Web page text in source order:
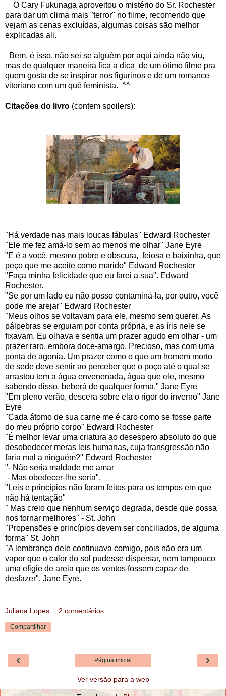
O Cary Fukunaga aproveitou o mistério do Sr. Rochester
para dar um clima mais "terror" no filme, recomendo que
vejam as cenas excluídas, algumas coisas são melhor
explicadas ali.
Bem, é isso, não sei se alguém por aqui ainda não viu,
mas de qualquer maneira fica a dica de um ótimo filme pra
quem gosta de se inspirar nos figurinos e de um romance
vitoriano com um quê feminista. ^^
Citações do livro (contem spoilers):
"Há verdade nas mais loucas fábulas" Edward Rochester
"Ele me fez amá-lo sem ao menos me olhar" Jane Eyre
"E é a você, mesmo pobre e obscura, feiosa e baixinha, que
peço que me aceite como marido" Edward Rochester
"Faça minha felicidade que eu farei a sua". Edward
Rochester.
"Se por um lado eu não posso contaminá-la, por outro, você
pode me arejar" Edward Rochester
"Meus olhos se voltavam para ele, mesmo sem querer. As
pálpebras se erguiam por conta própria, e as íris nele se
fixavam. Eu olhava e sentia um prazer agudo em olhar - um
prazer raro, embora doce-amargo. Precioso, mas com uma
ponta de agonia. Um prazer como o que um homem morto
de sede deve sentir ao perceber que o poço até o qual se
arrastou tem a água envenenada, água que ele, mesmo
sabendo disso, beberá de qualquer forma." Jane Eyre
"Em pleno verão, descera sobre ela o rigor do inverno" Jane
Eyre
"Cada átomo de sua carne me é caro como se fosse parte
do meu próprio corpo" Edward Rochester
"É melhor levar uma criatura ao desespero absoluto do que
desobedecer meras leis humanas, cuja transgressão não
faria mal a ninguém?" Edward Rochester
"- Não seria maldade me amar
- Mas obedecer-lhe seria".
"Leis e princípios não foram feitos para os tempos em que
não há tentação"
" Mas creio que nenhum serviço degrada, desde que possa
nos tornar melhores" - St. John
"Propensões e princípios devem ser conciliados, de alguma
forma" St. John
"A lembrança dele continuava comigo, pois não era um
vapor que o calor do sol pudesse dispersar, nem tampouco
uma efigie de areia que os ventos fossem capaz de
desfazer". Jane Eyre.
Juliana Lopes 2 comentários:
Compartilhar
‹ ›
Página inicial
Ver versão para a web